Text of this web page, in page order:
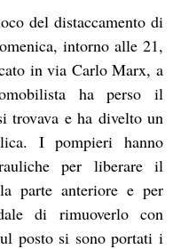
del distaccamento di
intorno alle 21,
in via Carlo Marx, a
ha perso il
trovava e ha divelto un
I pompieri hanno
per liberare il
parte anteriore e per
di rimuoverlo con
posto si sono portati i